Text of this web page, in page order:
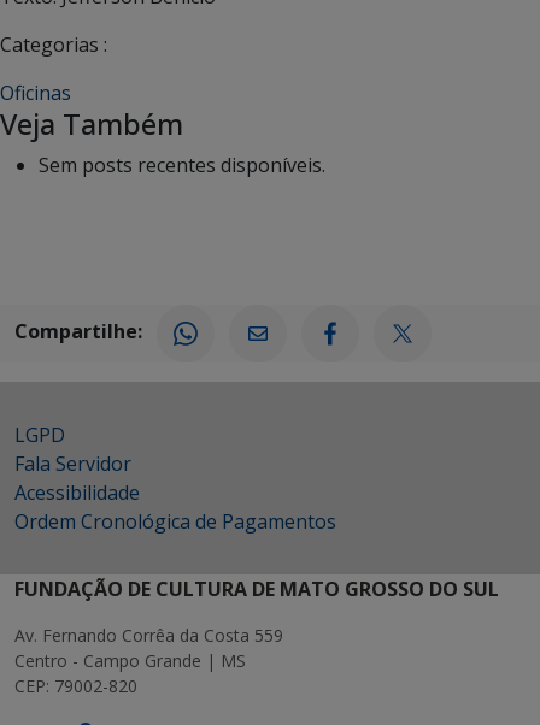
Categorias :
Oficinas
Veja Também
Sem posts recentes disponíveis.
Compartilhe:
LGPD
Fala Servidor
Acessibilidade
Ordem Cronológica de Pagamentos
FUNDAÇÃO DE CULTURA DE MATO GROSSO DO SUL
Av. Fernando Corrêa da Costa 559
Centro - Campo Grande | MS
CEP: 79002-820